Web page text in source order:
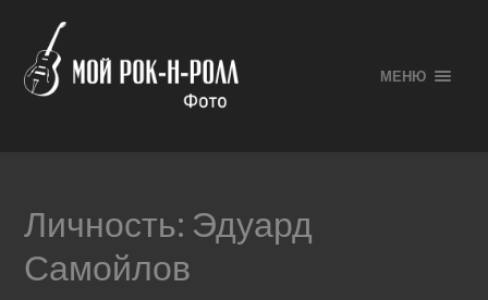
МЕНЮ
Личность: Эдуард
Самойлов